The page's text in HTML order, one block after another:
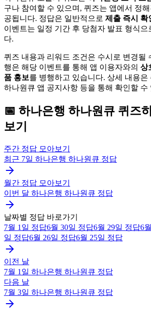
구나 참여할 수 있으며, 퀴즈는 앱에서 정
공됩니다. 정답은 일반적으로 제출 즉시 확
이벤트는 일정 기간 후 당첨자 발표 형식으
다.
퀴즈 내용과 리워드 조건은 수시로 변경될
행은 해당 이벤트를 통해 앱 이용자와의 상
품 홍보를 병행하고 있습니다. 상세 내용은
하나원큐 앱 공지사항 등을 통해 확인할 수
📅 하나은행 하나원큐 퀴즈
보기
주간 정답 모아보기
최근 7일 하나은행 하나원큐 정답
월간 정답 모아보기
이번 달 하나은행 하나원큐 정답
날짜별 정답 바로가기
7월 1일 정답6월 30일 정답6월 29일 정답6
일 정답6월 26일 정답6월 25일 정답
이전 날
7월 1일 하나은행 하나원큐 정답
다음 날
7월 3일 하나은행 하나원큐 정답